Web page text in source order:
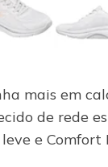
mais em
de rede
e